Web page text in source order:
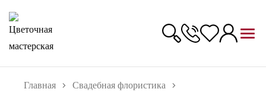
Главная
Свадебная флористика